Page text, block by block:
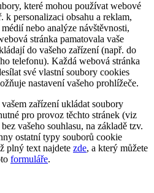
které mohou používat webové
k personalizaci obsahu a reklam,
nebo analýze návštěvnosti,
stránka pamatovala vaše
do vašeho zařízení (např. do
telefonu). Každá webová stránka
své vlastní soubory cookies
nastavení vašeho prohlížeče.
zařízení ukládat soubory
pro provoz těchto stránek (viz
vašeho souhlasu, na základě tzv.
ostatní typy souborů cookie
plný text najdete zde, a který můžete
formuláře.